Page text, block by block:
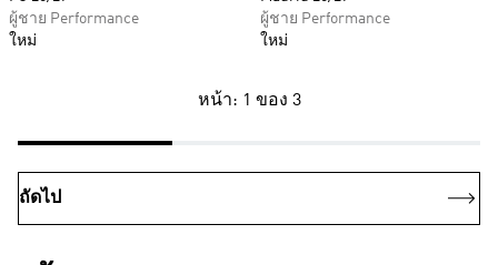
ผู้ชาย Performance
ใหม่
ผู้ชาย Performance
ใหม่
หน้า: 1 ของ 3
ถัดไป